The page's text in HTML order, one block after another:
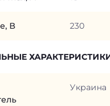
В 230
Украина